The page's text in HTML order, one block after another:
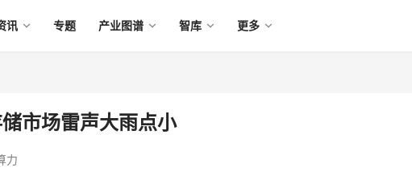
讯 专题 产业图谱 智库 更多
市场雷声大雨点小
力